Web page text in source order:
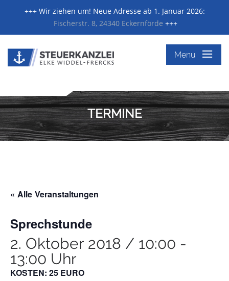
+++ Wir ziehen um! Neue Adresse ab 1. Januar 2026:
Fischerstr. 8, 24340 Eckernförde +++
Menu ≡
TERMINE
« Alle Veranstaltungen
Sprechstunde
2. Oktober 2018 / 10:00 -
13:00 Uhr
KOSTEN: 25 EURO